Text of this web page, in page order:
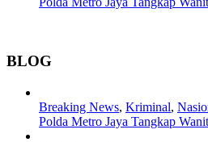
BLOG
Breaking News, Kriminal,
Polda Metro Jaya Tangkap